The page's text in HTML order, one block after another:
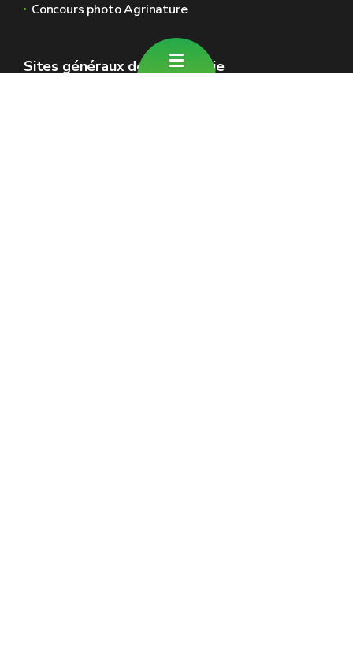
Concours photo Agrinature
Sites généraux de la Wallonie